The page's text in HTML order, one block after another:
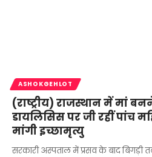
ASHOKGEHLOT
(राष्ट्रीय) राजस्थान में मां
डायलिसिस पर जी रहीं पांच
मांगी इच्छामृत्यु
सरकारी अस्पताल में प्रसव के बाद बिगड़ी